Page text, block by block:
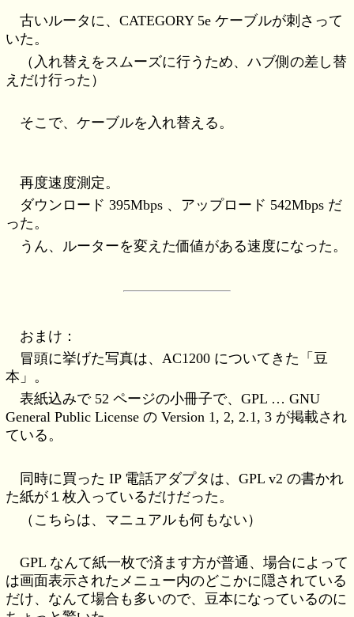
古いルータに、CATEGORY 5e ケーブルが刺さって
いた。
（入れ替えをスムーズに行うため、ハブ側の差し替
えだけ行った）
そこで、ケーブルを入れ替える。
再度速度測定。
ダウンロード 395Mbps 、アップロード 542Mbps だ
った。
うん、ルーターを変えた価値がある速度になった。
おまけ：
冒頭に挙げた写真は、AC1200 についてきた「豆
本」。
表紙込みで 52 ページの小冊子で、GPL … GNU
General Public License の Version 1, 2, 2.1, 3 が掲載され
ている。
同時に買った IP 電話アダプタは、GPL v2 の書かれ
た紙が１枚入っているだけだった。
（こちらは、マニュアルも何もない）
GPL なんて紙一枚で済ます方が普通、場合によって
は画面表示されたメニュー内のどこかに隠されている
だけ、なんて場合も多いので、豆本になっているのに